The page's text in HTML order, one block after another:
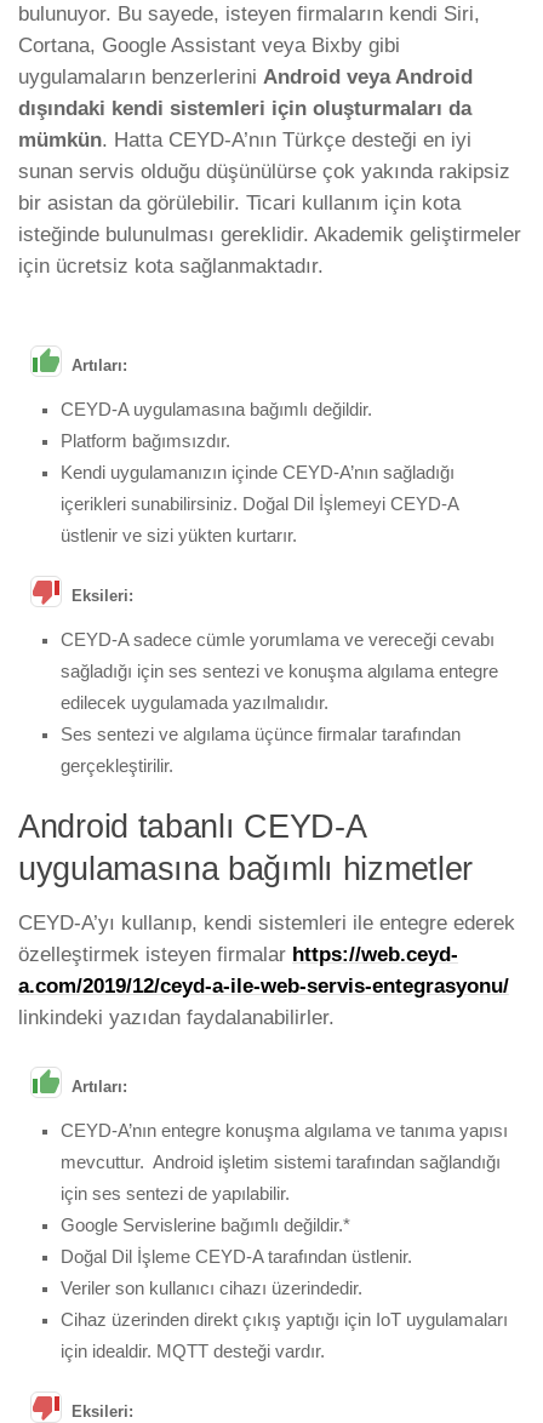
bulunuyor. Bu sayede, isteyen firmaların kendi Siri,
Cortana, Google Assistant veya Bixby gibi
uygulamaların benzerlerini Android veya Android
dışındaki kendi sistemleri için oluşturmaları da
mümkün. Hatta CEYD-A’nın Türkçe desteği en iyi
sunan servis olduğu düşünülürse çok yakında rakipsiz
bir asistan da görülebilir. Ticari kullanım için kota
isteğinde bulunulması gereklidir. Akademik geliştirmeler
için ücretsiz kota sağlanmaktadır.
Artıları:
CEYD-A uygulamasına bağımlı değildir.
Platform bağımsızdır.
Kendi uygulamanızın içinde CEYD-A’nın sağladığı
içerikleri sunabilirsiniz. Doğal Dil İşlemeyi CEYD-A
üstlenir ve sizi yükten kurtarır.
Eksileri:
CEYD-A sadece cümle yorumlama ve vereceği cevabı
sağladığı için ses sentezi ve konuşma algılama entegre
edilecek uygulamada yazılmalıdır.
Ses sentezi ve algılama üçünce firmalar tarafından
gerçekleştirilir.
Android tabanlı CEYD-A
uygulamasına bağımlı hizmetler
CEYD-A’yı kullanıp, kendi sistemleri ile entegre ederek
özelleştirmek isteyen firmalar https://web.ceyd-
a.com/2019/12/ceyd-a-ile-web-servis-entegrasyonu/
linkindeki yazıdan faydalanabilirler.
Artıları:
CEYD-A’nın entegre konuşma algılama ve tanıma yapısı
mevcuttur. Android işletim sistemi tarafından sağlandığı
için ses sentezi de yapılabilir.
Google Servislerine bağımlı değildir.*
Doğal Dil İşleme CEYD-A tarafından üstlenir.
Veriler son kullanıcı cihazı üzerindedir.
Cihaz üzerinden direkt çıkış yaptığı için IoT uygulamaları
için idealdir. MQTT desteği vardır.
Eksileri: